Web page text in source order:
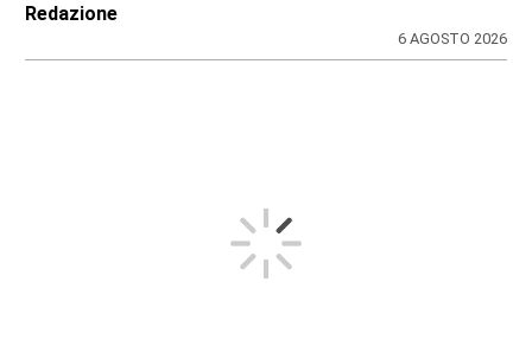
Redazione
6 AGOSTO 2026